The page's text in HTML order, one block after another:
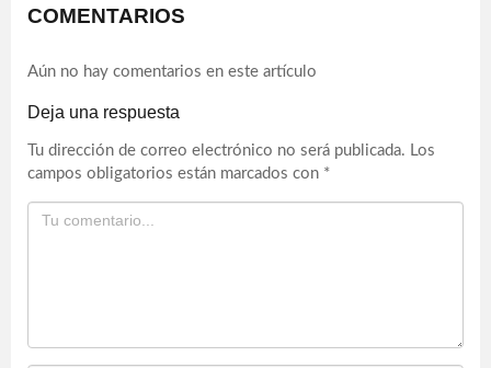
COMENTARIOS
Aún no hay comentarios en este artículo
Deja una respuesta
Tu dirección de correo electrónico no será publicada. Los
campos obligatorios están marcados con *